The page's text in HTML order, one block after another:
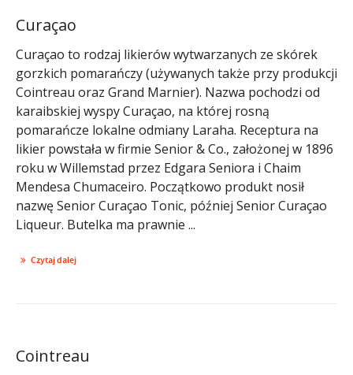
Curaçao
Curaçao to rodzaj likierów wytwarzanych ze skórek
gorzkich pomarańczy (używanych także przy produkcji
Cointreau oraz Grand Marnier). Nazwa pochodzi od
karaibskiej wyspy Curaçao, na której rosną
pomarańcze lokalne odmiany Laraha. Receptura na
likier powstała w firmie Senior & Co., założonej w 1896
roku w Willemstad przez Edgara Seniora i Chaim
Mendesa Chumaceiro. Początkowo produkt nosił
nazwę Senior Curaçao Tonic, później Senior Curaçao
Liqueur. Butelka ma prawnie ...
Czytaj dalej
Cointreau